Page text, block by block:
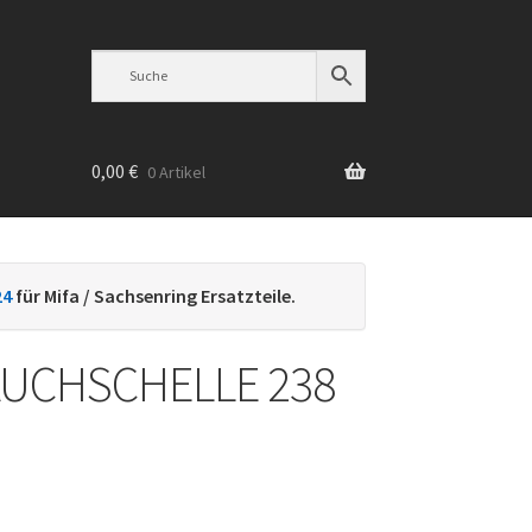
0,00 € 0 Artikel
für Mifa / Sachsenring Ersatzteile.
238